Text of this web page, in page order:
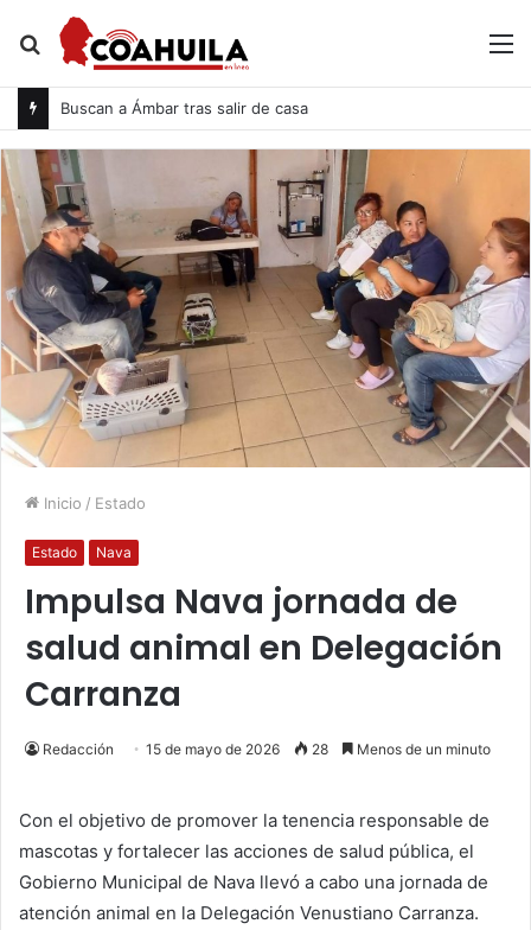
Buscar
Buscan a Ámbar tras salir de casa
Inicio / Estado
Estado Nava
Impulsa Nava jornada de
salud animal en Delegación
Carranza
Redacción 15 de mayo de 2026 28 Menos de un minuto
Con el objetivo de promover la tenencia responsable de
mascotas y fortalecer las acciones de salud pública, el
Gobierno Municipal de Nava llevó a cabo una jornada de
atención animal en la Delegación Venustiano Carranza.